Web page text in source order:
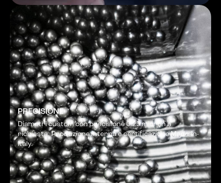
PRECISIONE
Diametri custom con precisione 0.25 micron a
richiesta. Produzione interna e certificazione Made-in-
italy.